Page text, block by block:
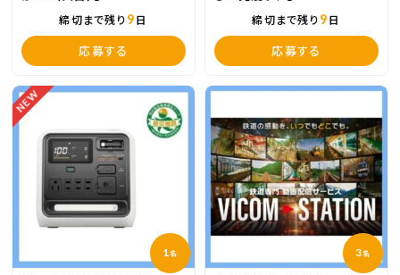
締切まで残り 9 日
応募する
締切まで残り 9 日
応募する
NEW
1 名 3名